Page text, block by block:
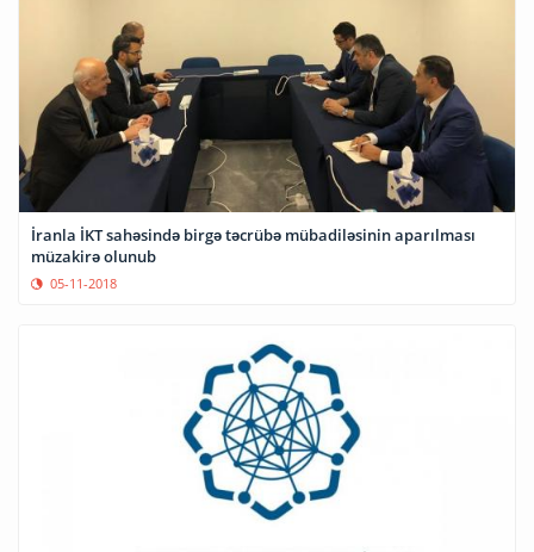
İranla İKT sahəsində birgə təcrübə mübadiləsinin aparılması
müzakirə olunub
05-11-2018